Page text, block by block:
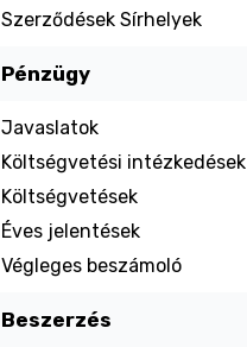
Szerződések Sírhelyek
Pénzügy
Javaslatok
Költségvetési intézkedések
Költségvetések
Éves jelentések
Végleges beszámoló
Beszerzés